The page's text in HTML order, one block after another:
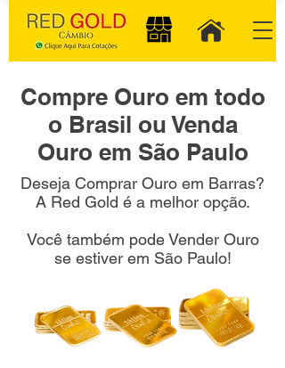
Compre Ouro em todo
o Brasil ou Venda
Ouro em São Paulo
Deseja Comprar Ouro em Barras?
A Red Gold é a melhor opção.
Você também pode Vender Ouro
se estiver em São Paulo!